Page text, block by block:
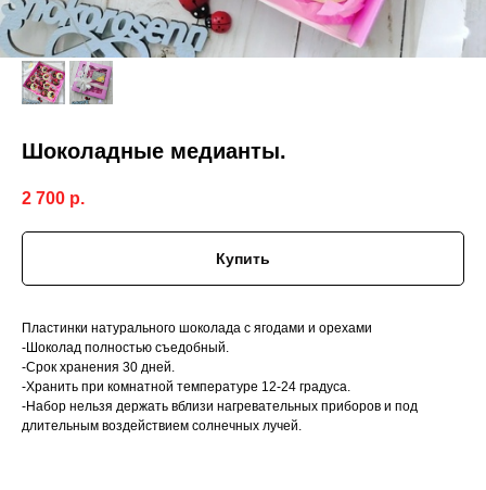
Шоколадные медианты.
2 700 р.
Купить
Пластинки натурального шоколада с ягодами и орехами
-Шоколад полностью съедобный.
-Срок хранения 30 дней.
-Хранить при комнатной температуре 12-24 градуса.
-Набор нельзя держать вблизи нагревательных приборов и под
длительным воздействием солнечных лучей.